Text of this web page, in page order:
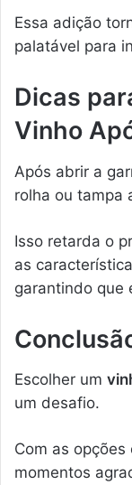
Essa adição
palatável para
Dicas
Vinho
Após abrir a
rolha ou tampa
Isso retarda o
as
garantindo que
Escolher um
um desafio.
Com as
momentos